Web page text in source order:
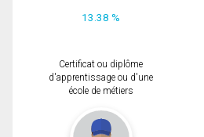
13.38 %
Certificat ou diplôme
d'apprentissage ou d'une
école de métiers